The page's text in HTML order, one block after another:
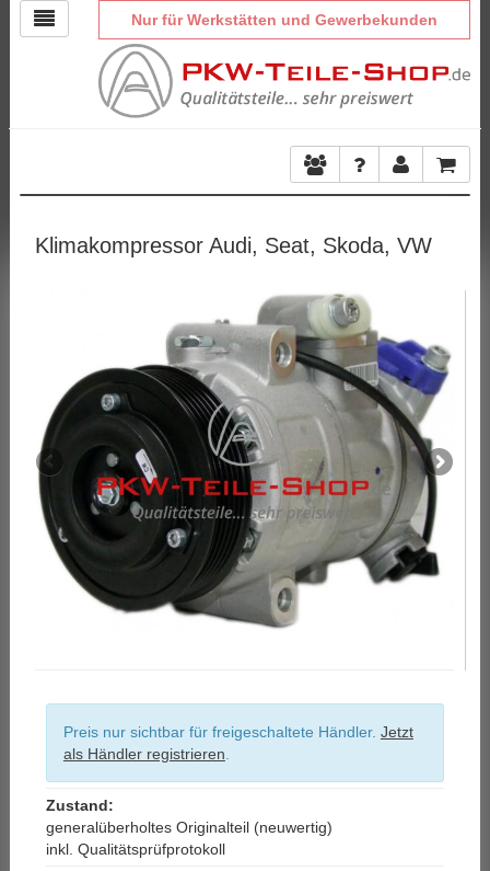
Nur für Werkstätten und Gewerbekunden
Klimakompressor Audi, Seat, Skoda, VW
Preis nur sichtbar für freigeschaltete Händler. Jetzt
als Händler registrieren.
Zustand:
generalüberholtes Originalteil (neuwertig)
inkl. Qualitätsprüfprotokoll